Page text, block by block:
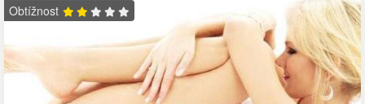
Obtížnost